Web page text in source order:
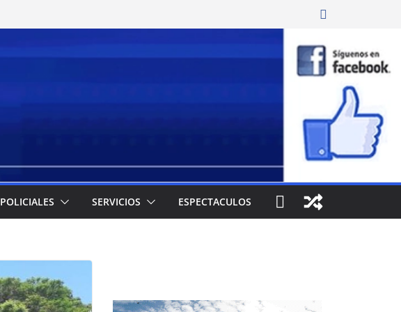
POLICIALES SERVICIOS ESPECTACULOS